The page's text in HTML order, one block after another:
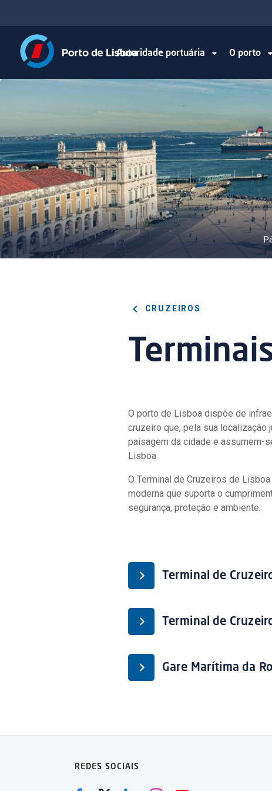
Autoridade portuária O porto
CRUZEIROS
O porto de Lisboa dispõe de
cruzeiro que, pela sua localização
paisagem da cidade e assumem-
Lisboa
O Terminal de Cruzeiros de
moderna que suporta o
segurança, proteção e ambiente.
Terminal de
Terminal de
Gare Marítima da
REDES SOCIAIS